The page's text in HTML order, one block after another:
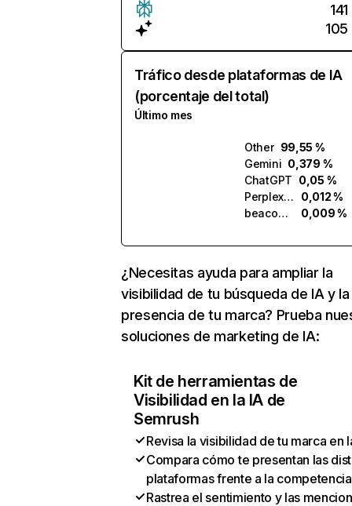
141
105
Tráfico desde plataformas de IA
(porcentaje del total)
Último mes
Other 99,55 %
Gemini 0,379 %
ChatGPT 0,05 %
Perplexity
0,012 %
beacons.ai
0,009 %
¿Necesitas ayuda para ampliar la
visibilidad de tu búsqueda de IA y la
presencia de tu marca? Prueba
soluciones de marketing de IA:
Kit de herramientas de
Visibilidad en la IA de
Semrush
Revisa la visibilidad de tu marca en
Compara cómo te presentan las
plataformas frente a la competencia
Rastrea el sentimiento y las